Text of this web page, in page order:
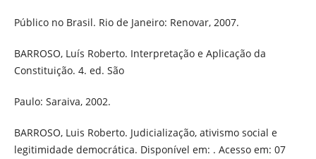
Público no Brasil. Rio de Janeiro: Renovar, 2007.
BARROSO, Luís Roberto. Interpretação e Aplicação da
Constituição. 4. ed. São
Paulo: Saraiva, 2002.
BARROSO, Luis Roberto. Judicialização, ativismo social e
legitimidade democrática. Disponível em: . Acesso em: 07